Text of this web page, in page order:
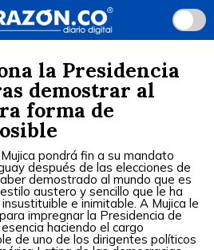
la Presidencia
demostrar al
forma de
pondrá fin a su mandato
después de las elecciones de
demostrado al mundo que es
austero y sencillo que le ha
e inimitable. A Mujica le
impregnar la Presidencia de
haciendo el cargo
de uno de los dirigentes políticos